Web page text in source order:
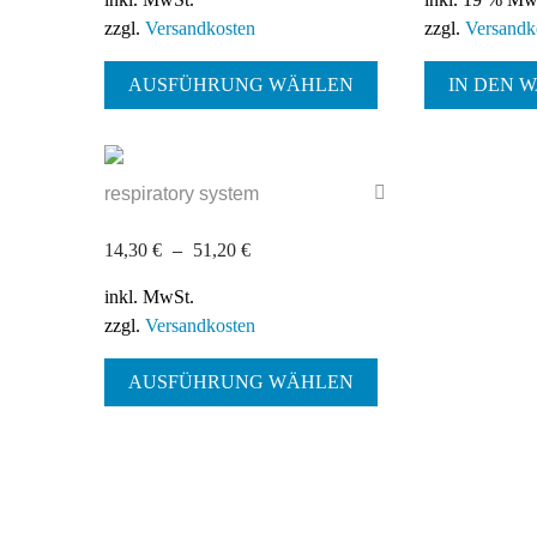
zzgl. Versandkosten
AUSFÜHRUNG WÄHLEN
weist
auf.
zzgl.
IN DEN
respiratory system
14,30 € – 51,20 €
inkl. MwSt.
zzgl. Versandkosten
AUSFÜHRUNG WÄHLEN
weist